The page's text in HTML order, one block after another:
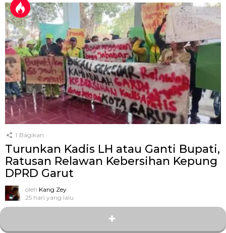
1 Bagikan
Turunkan Kadis LH atau Ganti Bupati,
Ratusan Relawan Kebersihan Kepung
DPRD Garut
oleh Kang Zey
25 hari yang lalu